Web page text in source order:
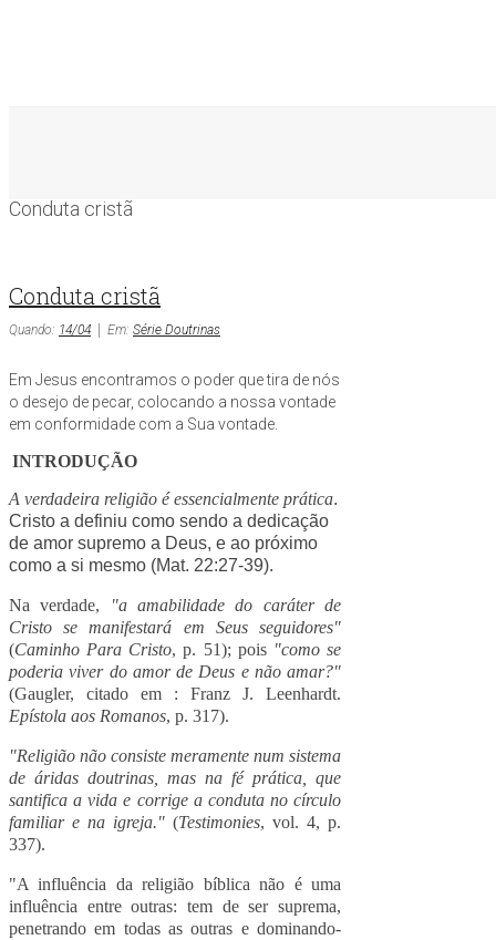
Conduta cristã
Conduta cristã
Quando: 14/04 Em: Série Doutrinas
Em Jesus encontramos o poder que tira de nós
o desejo de pecar, colocando a nossa vontade
em conformidade com a Sua vontade.
INTRODUÇÃO
A verdadeira religião é essencialmente prática.
Cristo a definiu como sendo a dedicação
de amor supremo a Deus, e ao próximo
como a si mesmo (Mat. 22:27-39).
Na verdade,
"a amabilidade do caráter de
Cristo se manifestará em Seus seguidores"
(Caminho Para Cristo, p. 51); pois "como se
poderia viver do amor de Deus e não amar?"
(Gaugler, citado em : Franz J. Leenhardt.
Epístola aos Romanos, p. 317).
"Religião não consiste meramente num sistema
de áridas doutrinas, mas na fé prática, que
santifica a vida e corrige a conduta no círculo
familiar e na igreja." (Testimonies, vol. 4, p.
337).
"A influência da religião bíblica não é uma
influência entre outras: tem de ser suprema,
penetrando em todas as outras e dominando-